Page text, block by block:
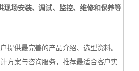
现场安装、调试、监控、维修和保养等
提供最完善的产品介绍、选型资料。
方案与咨询服务，推荐最适合客户实